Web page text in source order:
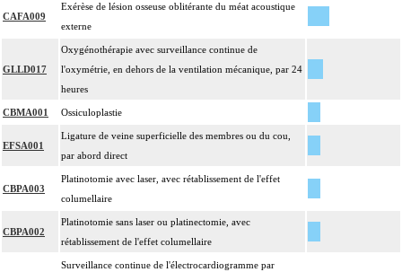
CAFA009
Exérèse de lésion osseuse oblitérante du méat acoustique
externe
GLLD017
Oxygénothérapie avec surveillance continue de
l'oxymétrie, en dehors de la ventilation mécanique, par 24
heures
CBMA001 Ossiculoplastie
EFSA001
Ligature de veine superficielle des membres ou du cou,
par abord direct
CBPA003
Platinotomie avec laser, avec rétablissement de l'effet
columellaire
CBPA002
Platinotomie sans laser ou platinectomie, avec
rétablissement de l'effet columellaire
Surveillance continue de l'électrocardiogramme par